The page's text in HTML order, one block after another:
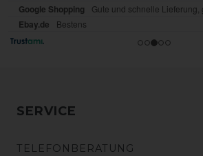
SERVICE
TELEFONBERATUNG